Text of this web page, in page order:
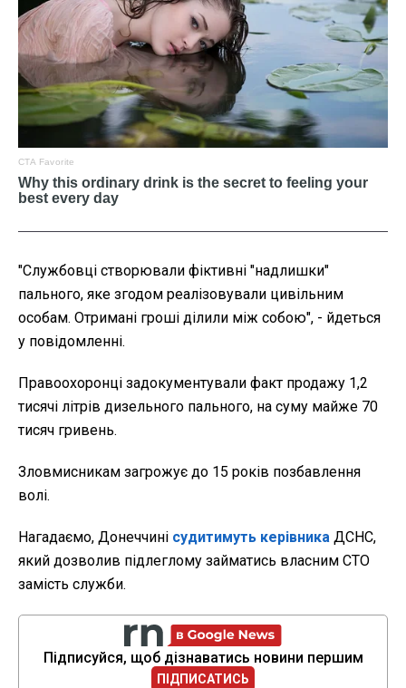
"Службовці створювали фіктивні "надлишки"
пального, яке згодом реалізовували цивільним
особам. Отримані гроші ділили між собою", - йдеться
у повідомленні.
Правоохоронці задокументували факт продажу 1,2
тисячі літрів дизельного пального, на суму майже 70
тисяч гривень.
Зловмисникам загрожує до 15 років позбавлення
волі.
Нагадаємо, Донеччині судитимуть керівника ДСНС,
який дозволив підлеглому займатись власним СТО
замість служби.
Підписуйся, щоб дізнаватись новини першим
ПІДПИСАТИСЬ